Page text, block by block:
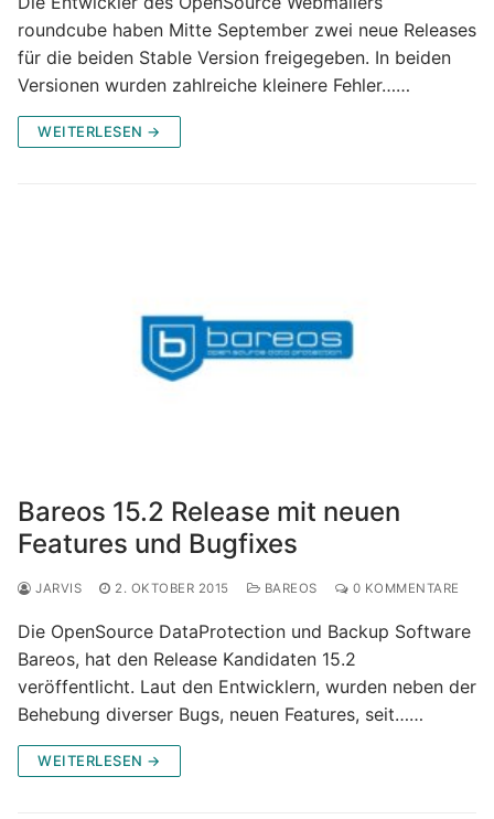
roundcube haben Mitte September zwei neue Releases
für die beiden Stable Version freigegeben. In beiden
Versionen wurden zahlreiche kleinere Fehler……
WEITERLESEN →
Bareos 15.2 Release mit neuen
Features und Bugfixes
JARVIS 2. OKTOBER 2015 BAREOS 0 KOMMENTARE
Die OpenSource DataProtection und Backup Software
Bareos, hat den Release Kandidaten 15.2
veröffentlicht. Laut den Entwicklern, wurden neben der
Behebung diverser Bugs, neuen Features, seit……
WEITERLESEN →